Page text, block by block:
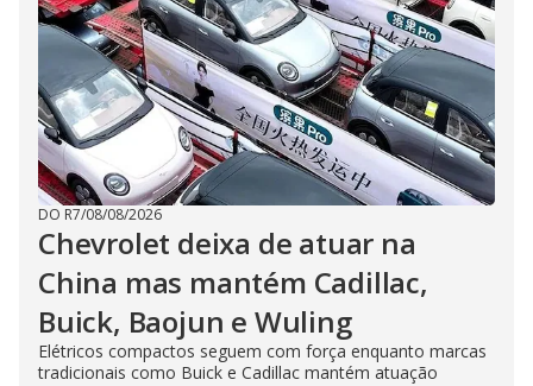
DO R7/08/08/2026
Chevrolet deixa de atuar na
China mas mantém Cadillac,
Buick, Baojun e Wuling
Elétricos compactos seguem com força enquanto marcas
tradicionais como Buick e Cadillac mantém atuação